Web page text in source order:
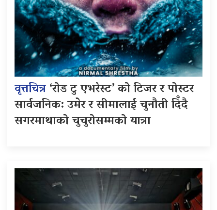
वृत्तचित्र‘रोड टु एभरेस्ट’ को टिजर र पोस्टर
सार्वजनिक: उमेर र सीमालाई चुनौती दिँदै
सगरमाथाको चुचुरोसम्मको यात्रा